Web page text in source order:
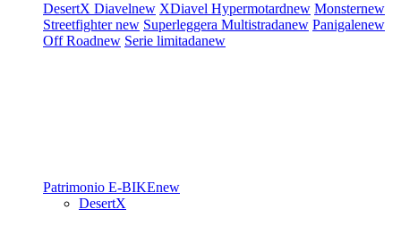
DesertX Diavelnew XDiavel Hypermotardnew Monsternew
Streetfighternew Superleggera Multistradanew Panigalenew
Off Roadnew Serie limitadanew
Patrimonio E-BIKEnew
DesertX